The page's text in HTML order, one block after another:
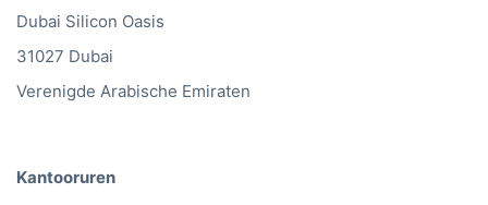
Dubai Silicon Oasis
31027 Dubai
Verenigde Arabische Emiraten
Kantooruren